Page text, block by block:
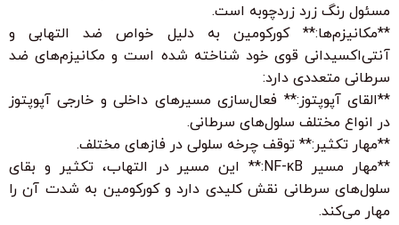
مسئول رنگ زرد زردچوبه است.
**مکانیزم‌ها:** کورکومین به دلیل خواص ضد التهابی و
آنتی‌اکسیدانی قوی خود شناخته شده است و مکانیزم‌های ضد
سرطانی متعددی دارد:
**القای آپوپتوز:** فعال‌سازی مسیرهای داخلی و خارجی آپوپتوز
در انواع مختلف سلول‌های سرطانی.
**مهار تکثیر:** توقف چرخه سلولی در فازهای مختلف.
**مهار مسیر NF-κB:** این مسیر در التهاب، تکثیر و بقای
سلول‌های سرطانی نقش کلیدی دارد و کورکومین به شدت آن را
مهار می‌کند.